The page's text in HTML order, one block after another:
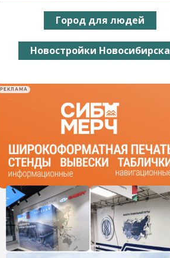
Город для людей
Новостройки Новосибирска
РЕКЛАМА